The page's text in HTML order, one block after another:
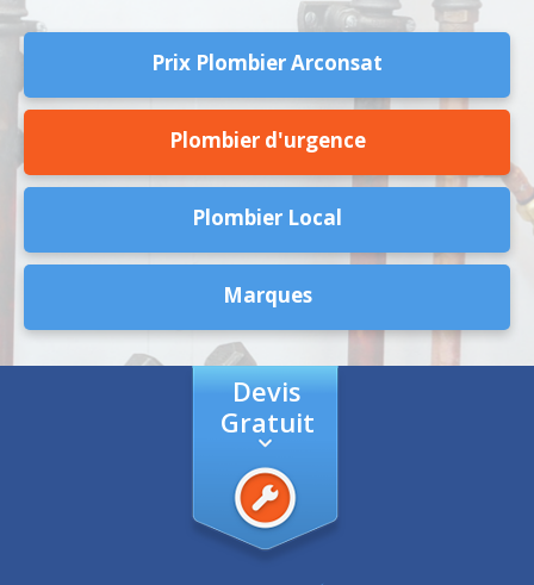
Prix Plombier Arconsat
Plombier d'urgence
Plombier Local
Marques
Devis
Gratuit